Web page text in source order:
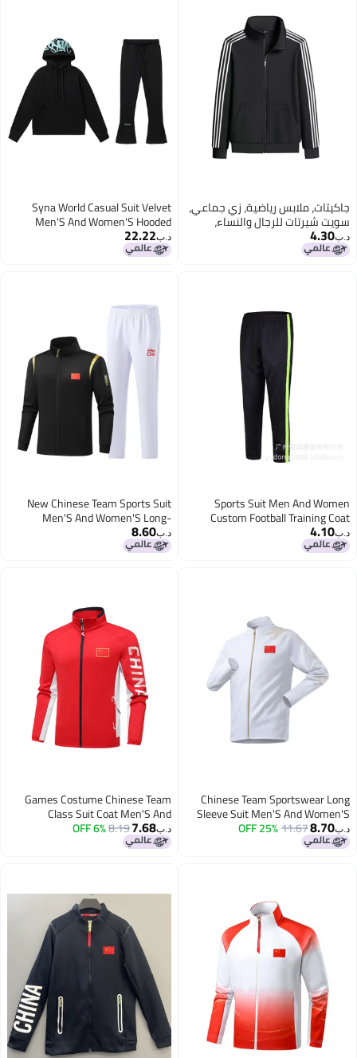
جاكيتات، ملابس رياضية، زي جماعي،
سويت شيرتات للرجال والنساء،
ملابس عمل للطلاب بتصميم ثلاثي
الخطوط، عصرية
د.ب‏4.30
Syna World Casual Suit Velvet
Men'S And Women'S Hooded
Sweatshirt Drill Slim Sweatpants
Pants
د.ب‏22.22
Sports Suit Men And Women
Custom Football Training Coat
Stand Collar Sports Zipper Suit
Sports Coat
د.ب‏4.10
New Chinese Team Sports Suit
Men'S And Women'S Long-
Sleeved Jacket Award-Winning
Outing Clothes Martial Arts Coach
د.ب‏8.60
Chinese Team Sportswear Long
Sleeve Suit Men'S And Women'S
Swimming Martial Arts
Competition Training Appearance
د.ب‏8.70
11.67
25% OFF
Games Costume Chinese Team
Class Suit Coat Men'S And
Women'S Athletes Team Uniform
Award-Winning Apparel Printing
د.ب‏7.68
8.19
6% OFF